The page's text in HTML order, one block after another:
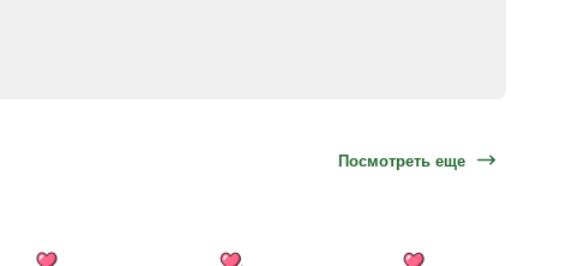
Посмотреть еще